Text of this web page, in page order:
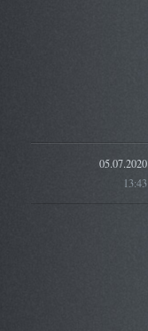
05.07.2020
13:43